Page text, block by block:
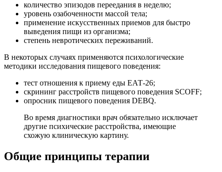
количество эпизодов переедания в неделю;
уровень озабоченности массой тела;
применение искусственных приемов для быстро
выведения пищи из организма;
степень невротических переживаний.
В некоторых случаях применяются психологические
методики исследования пищевого поведения:
тест отношения к приему еды ЕАТ-26;
скрининг расстройств пищевого поведения SCOFF;
опросник пищевого поведения DEBQ.
Во время диагностики врач обязательно исключает
другие психические расстройства, имеющие
схожую клиническую картину.
Общие принципы терапии